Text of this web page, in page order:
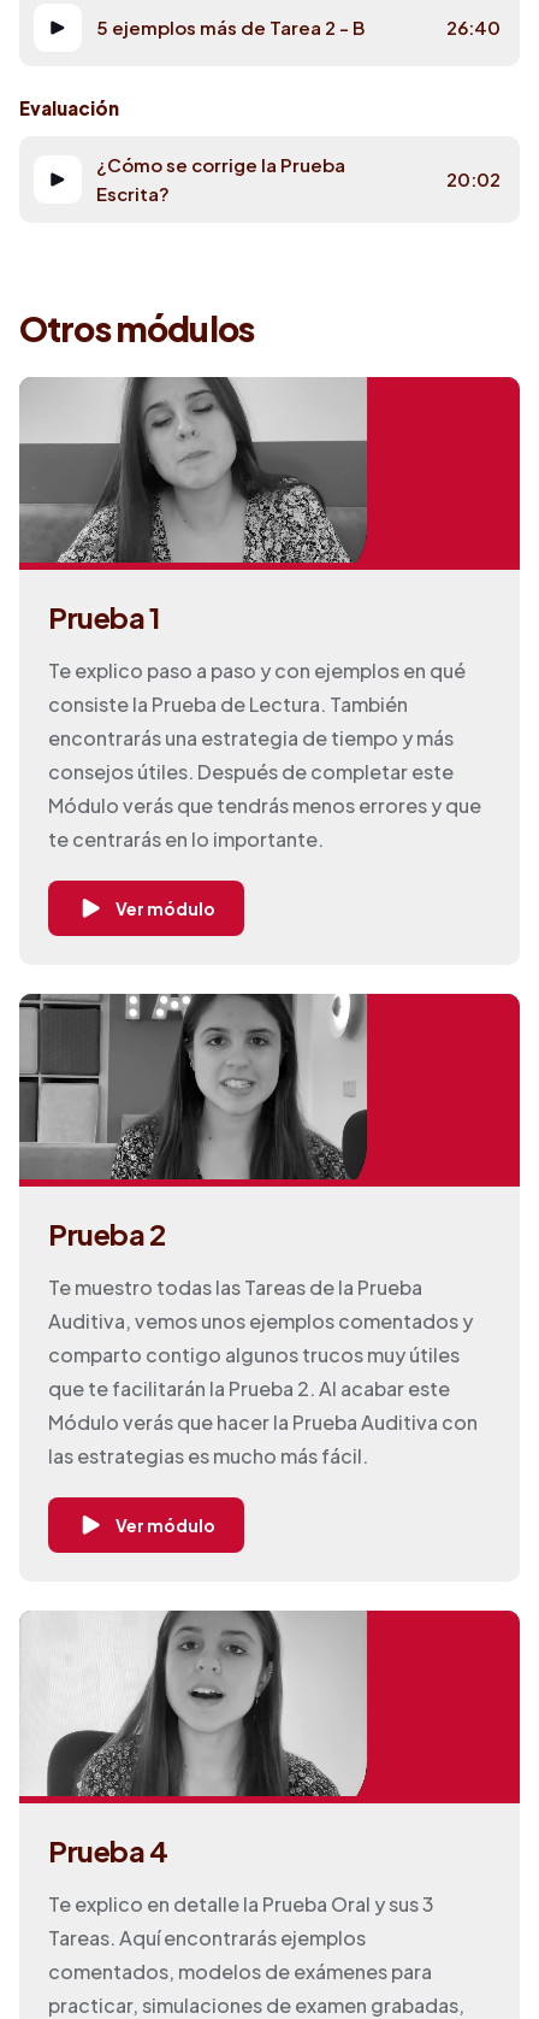
5 ejemplos más de Tarea 2 - B 26:40
Evaluación
¿Cómo se corrige la Prueba
Escrita?
20:02
Otros módulos
Prueba 1
Te explico paso a paso y con ejemplos en qué
consiste la Prueba de Lectura. También
encontrarás una estrategia de tiempo y más
consejos útiles. Después de completar este
Módulo verás que tendrás menos errores y que
te centrarás en lo importante.
Ver módulo
Prueba 2
Te muestro todas las Tareas de la Prueba
Auditiva, vemos unos ejemplos comentados y
comparto contigo algunos trucos muy útiles
que te facilitarán la Prueba 2. Al acabar este
Módulo verás que hacer la Prueba Auditiva con
las estrategias es mucho más fácil.
Ver módulo
Prueba 4
Te explico en detalle la Prueba Oral y sus 3
Tareas. Aquí encontrarás ejemplos
comentados, modelos de exámenes para
practicar, simulaciones de examen grabadas,